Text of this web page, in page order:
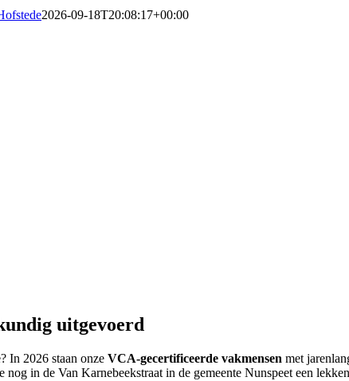
2026-09-18T20:08:17+00:00
uitgevoerd
In 2026 staan onzeVCA-gecertificeerde vakmensen met
in de Van Karnebeekstraat in de gemeente Nunspeet een